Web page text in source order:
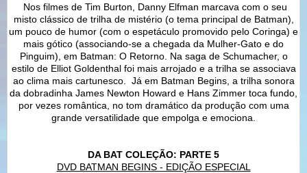
Nos filmes de Tim Burton, Danny Elfman marcava com o seu
misto clássico de trilha de mistério (o tema principal de Batman),
um pouco de humor (com o espetáculo promovido pelo Coringa) e
mais gótico (associando-se a chegada da Mulher-Gato e do
Pinguim), em Batman: O Retorno. Na saga de Schumacher, o
estilo de Elliot Goldenthal foi mais arrojado e a trilha se associava
ao clima mais cartunesco. Já em Batman Begins, a trilha sonora
da dobradinha James Newton Howard e Hans Zimmer toca fundo,
por vezes romântica, no tom dramático da produção com uma
grande versatilidade que empolga e emociona.
DA BAT COLEÇÃO: PARTE 5
DVD BATMAN BEGINS - EDIÇÃO ESPECIAL